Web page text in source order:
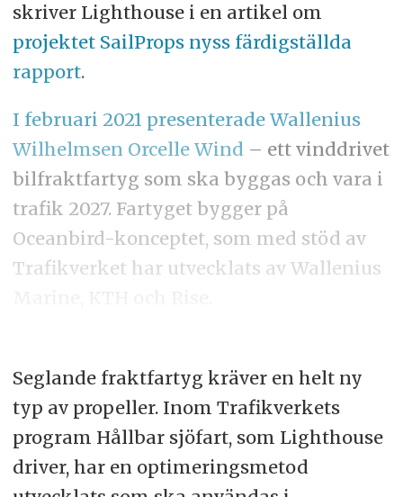
skriver Lighthouse i en artikel om
projektet SailProps nyss färdigställda
rapport.
I februari 2021 presenterade Wallenius
Wilhelmsen Orcelle Wind – ett vinddrivet
bilfraktfartyg som ska byggas och vara i
trafik 2027. Fartyget bygger på
Oceanbird-konceptet, som med stöd av
Trafikverket har utvecklats av Wallenius
Seglande fraktfartyg kräver en helt ny
typ av propeller. Inom Trafikverkets
program Hållbar sjöfart, som Lighthouse
driver, har en optimeringsmetod